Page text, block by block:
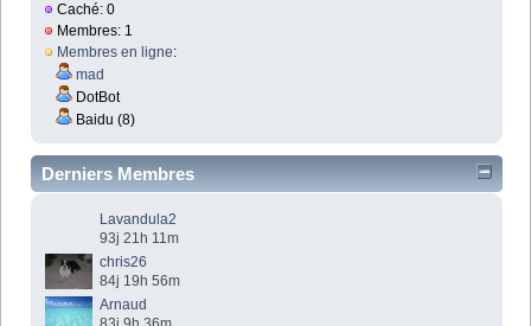
Caché: 0
Membres: 1
Membres en ligne:
mad
DotBot
Baidu (8)
Derniers Membres
Lavandula2
93j 21h 11m
chris26
84j 19h 56m
Arnaud